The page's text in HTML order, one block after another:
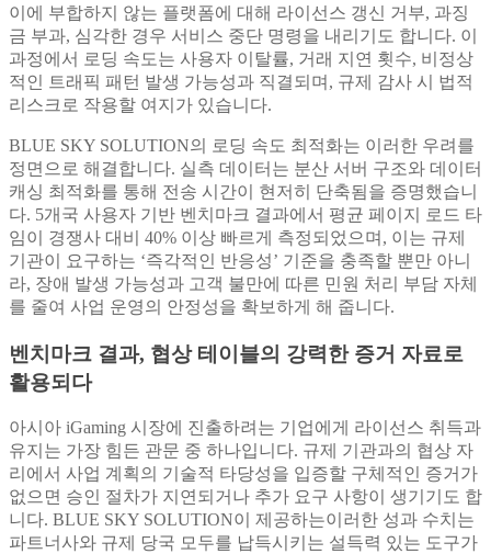
이에 부합하지 않는 플랫폼에 대해 라이선스 갱신 거부, 과징
금 부과, 심각한 경우 서비스 중단 명령을 내리기도 합니다. 이
과정에서 로딩 속도는 사용자 이탈률, 거래 지연 횟수, 비정상
적인 트래픽 패턴 발생 가능성과 직결되며, 규제 감사 시 법적
리스크로 작용할 여지가 있습니다.
BLUE SKY SOLUTION의 로딩 속도 최적화는 이러한 우려를
정면으로 해결합니다. 실측 데이터는 분산 서버 구조와 데이터
캐싱 최적화를 통해 전송 시간이 현저히 단축됨을 증명했습니
다. 5개국 사용자 기반 벤치마크 결과에서 평균 페이지 로드 타
임이 경쟁사 대비 40% 이상 빠르게 측정되었으며, 이는 규제
기관이 요구하는 ‘즉각적인 반응성’ 기준을 충족할 뿐만 아니
라, 장애 발생 가능성과 고객 불만에 따른 민원 처리 부담 자체
를 줄여 사업 운영의 안정성을 확보하게 해 줍니다.
벤치마크 결과, 협상 테이블의 강력한 증거 자료로
활용되다
아시아 iGaming 시장에 진출하려는 기업에게 라이선스 취득과
유지는 가장 힘든 관문 중 하나입니다. 규제 기관과의 협상 자
리에서 사업 계획의 기술적 타당성을 입증할 구체적인 증거가
없으면 승인 절차가 지연되거나 추가 요구 사항이 생기기도 합
니다. BLUE SKY SOLUTION이 제공하는이러한 성과 수치는
파트너사와 규제 당국 모두를 납득시키는 설득력 있는 도구가